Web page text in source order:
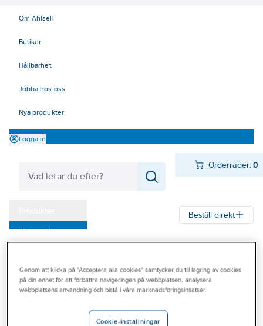
Om Ahlsell
Butiker
Hållbarhet
Jobba hos oss
Nya produkter
Logga in
Orderrader:0
Varumärken
Outlet
Branscher
Beställ direkt
IRONSIDE
Glasskrapa
Ironside
Genom att klicka på "Acceptera alla cookies" samtycker du till lagring av cookies
på din enhet för att förbättra navigeringen på webbplatsen, analysera
webbplatsens användning och bistå i våra marknadsföringsinsatser.
Cookie-inställningar